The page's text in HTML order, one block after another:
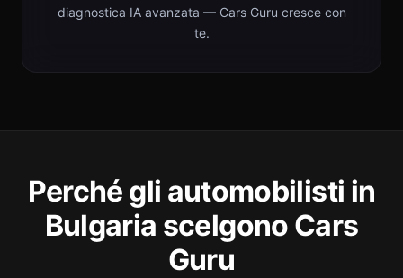
diagnostica IA avanzata — Cars Guru cresce con
te.
Perché gli automobilisti in
Bulgaria scelgono Cars
Guru